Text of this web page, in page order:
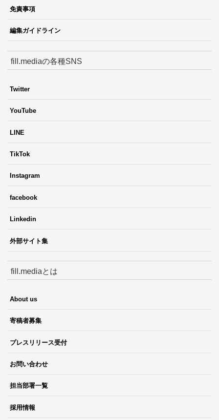
免責事項
編集ガイドライン
fill.mediaの各種SNS
Twitter
YouTube
LINE
TikTok
Instagram
facebook
Linkedin
外部サイト集
fill.mediaとは
About us
寄稿者募集
プレスリリース受付
お問い合わせ
担当部署一覧
採用情報